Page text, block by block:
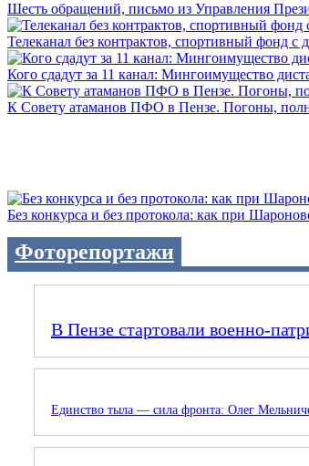
Шесть обращений, письмо из Управления
Телеканал без контрактов, спортивный фонд с
Кого сдадут за 11 канал: Мингоимущество
К Совету атаманов ПФО в Пензе. Погоны,
Без конкурса и без протокола: как при
Фоторепортажи
В Пензе стартовали военно-
Единство тыла — сила фронта: Олег